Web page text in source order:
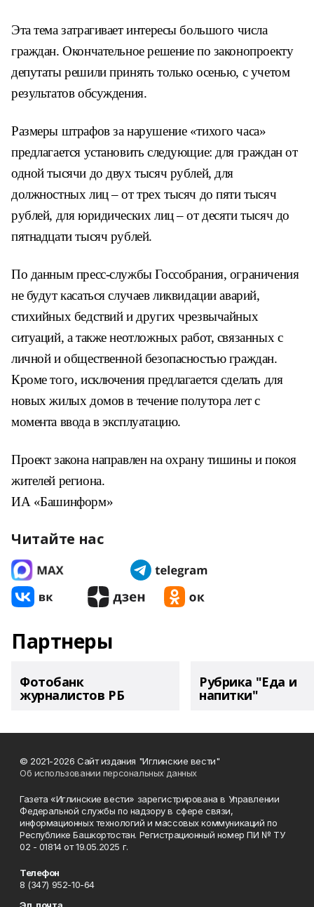
Эта тема затрагивает интересы большого числа
граждан. Окончательное решение по законопроекту
депутаты решили принять только осенью, с учетом
результатов обсуждения.
Размеры штрафов за нарушение «тихого часа»
предлагается установить следующие: для граждан от
одной тысячи до двух тысяч рублей, для
должностных лиц – от трех тысяч до пяти тысяч
рублей, для юридических лиц – от десяти тысяч до
пятнадцати тысяч рублей.
По данным пресс-службы Госсобрания, ограничения
не будут касаться случаев ликвидации аварий,
стихийных бедствий и других чрезвычайных
ситуаций, а также неотложных работ, связанных с
личной и общественной безопасностью граждан.
Кроме того, исключения предлагается сделать для
новых жилых домов в течение полутора лет с
момента ввода в эксплуатацию.
Проект закона направлен на охрану тишины и покоя
жителей региона.
ИА «Башинформ»
Читайте нас
Партнеры
Фотобанк
журналистов РБ
Рубрика "Еда и
напитки"
© 2021-2026 Сайт издания "Иглинские вести"
Об использовании персональных данных
Газета «Иглинские вести» зарегистрирована в Управлении
Федеральной службы по надзору в сфере связи,
информационных технологий и массовых коммуникаций по
Республике Башкортостан. Регистрационный номер ПИ № ТУ
02 - 01814 от 19.05.2025 г.
Телефон
8 (347) 952-10-64